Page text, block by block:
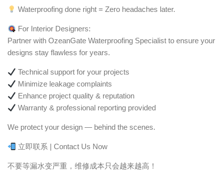
Waterproofing done right = Zero headaches later.
For Interior Designers:
Partner with OzeanGate Waterproofing Specialist to ensure your
designs stay flawless for years.
Technical support for your projects
Minimize leakage complaints
Enhance project quality & reputation
Warranty & professional reporting provided
We protect your design — behind the scenes.
立即联系 | Contact Us Now
不要等漏水变严重，维修成本只会越来越高！